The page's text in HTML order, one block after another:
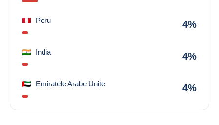
Peru 4%
India 4%
Emiratele Arabe Unite 4%